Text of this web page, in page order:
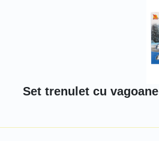
Set trenulet cu